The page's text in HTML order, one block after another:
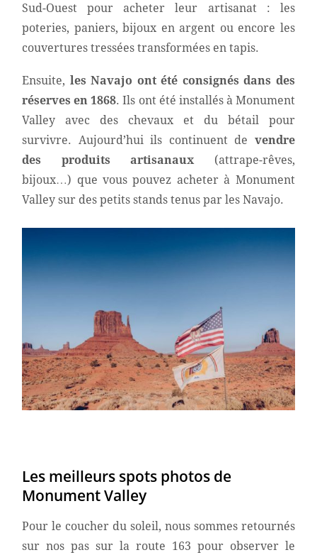
Sud-Ouest pour acheter leur artisanat : les
poteries, paniers, bijoux en argent ou encore les
couvertures tressées transformées en tapis.
Ensuite, les Navajo ont été consignés dans des
réserves en 1868. Ils ont été installés à Monument
Valley avec des chevaux et du bétail pour
survivre. Aujourd’hui ils continuent de vendre
des produits artisanaux(attrape-rêves,
bijoux…) que vous pouvez acheter à Monument
Valley sur des petits stands tenus par les Navajo.
Les meilleurs spots photos de
Monument Valley
Pour le coucher du soleil, nous sommes retournés
sur nos pas sur la route 163 pour observer le